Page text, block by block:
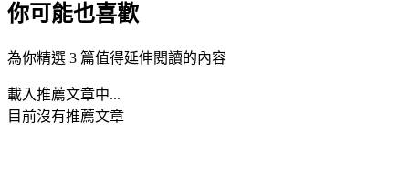
你可能也喜歡
為你精選 3 篇值得延伸閱讀的內容
載入推薦文章中...
目前沒有推薦文章